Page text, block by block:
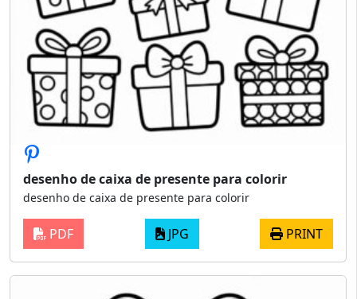
desenho de caixa de presente para colorir
desenho de caixa de presente para colorir
PDF JPG PRINT